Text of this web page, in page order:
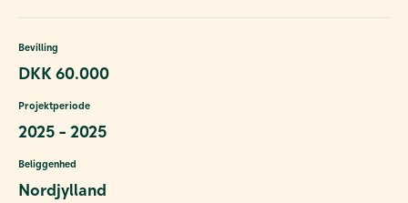
Bevilling
DKK 60.000
Projektperiode
2025 - 2025
Beliggenhed
Nordjylland